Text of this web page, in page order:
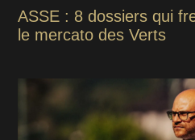
ASSE : 8 dossiers qui
le mercato des Verts